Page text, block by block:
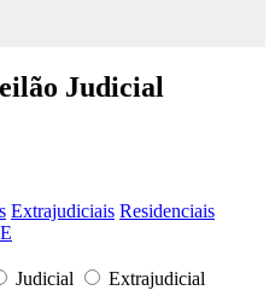
Judicial
Extrajudiciais Residenciais
Judicial
Extrajudicial